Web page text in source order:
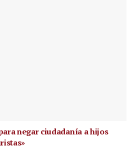
negar ciudadanía a hijos